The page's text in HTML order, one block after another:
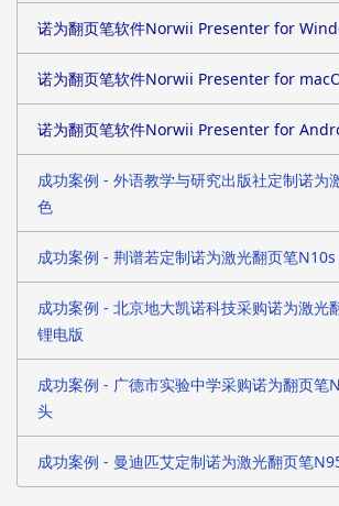
诺为翻页笔软件Norwii Presenter for
诺为翻页笔软件Norwii Presenter for
诺为翻页笔软件Norwii Presenter for
成功案例 - 外语教学与研究出版社定制诺为
色
成功案例 - 荆谱若定制诺为激光翻页笔
成功案例 - 北京地大凯诺科技采购诺为激光
锂电版
成功案例 - 广德市实验中学采购诺为翻页笔
头
成功案例 - 曼迪匹艾定制诺为激光翻页笔